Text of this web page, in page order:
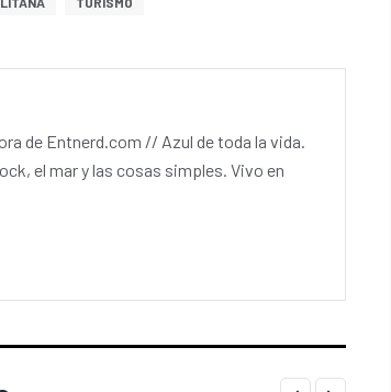
de Entnerd.com // Azul de toda la vida.
el mar y las cosas simples. Vivo en